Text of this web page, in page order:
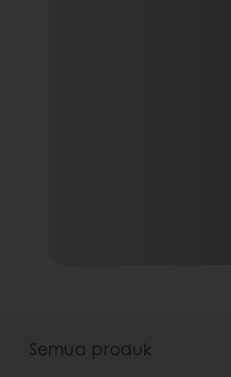
Semua produk